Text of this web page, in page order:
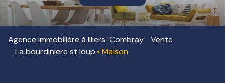
VENTE
NOS
BIENS
VENDUS
Contact
Agence immobilière à Illiers-Combray
Vente
La bourdiniere st loup
Maison